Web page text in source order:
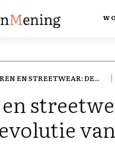
EN STREETWEAR: DE...